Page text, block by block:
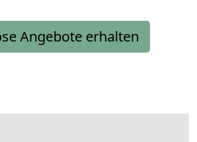
Angebote erhalten